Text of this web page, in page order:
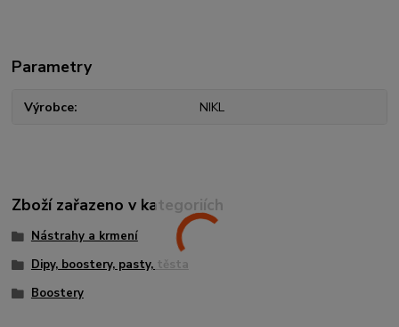
Parametry
Výrobce NIKL
Zboží zařazeno v kategoriích
Nástrahy a krmení
Dipy, boostery, pasty, těsta
Boostery